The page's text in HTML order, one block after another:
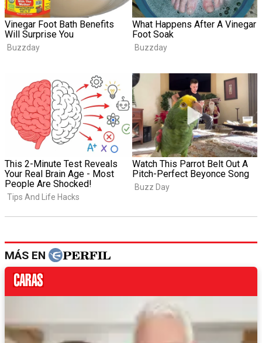
MÁS EN